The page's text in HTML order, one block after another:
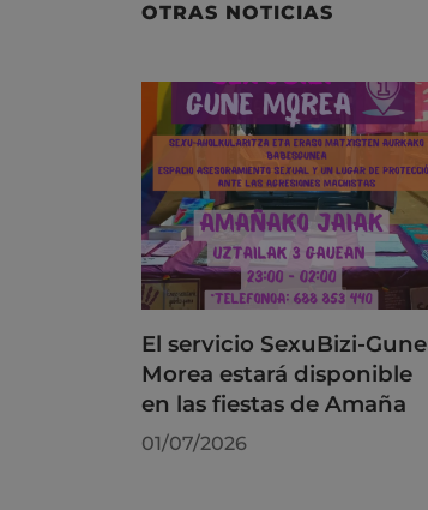
OTRAS NOTICIAS
El servicio SexuBizi-Gune
Morea estará disponible
en las fiestas de Amaña
01/07/2026